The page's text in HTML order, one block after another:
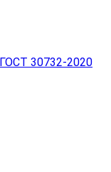
30732-2020